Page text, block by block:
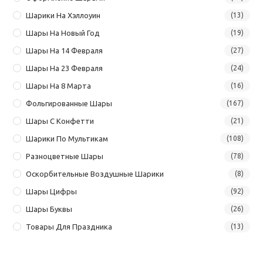
Шарики На Хэллоуин (13)
Шары На Новый Год (19)
Шары На 14 Февраля (27)
Шары На 23 Февраля (24)
Шары На 8 Марта (16)
Фольгированные Шары (167)
Шары С Конфетти (21)
Шарики По Мультикам (108)
Разноцветные Шары (78)
Оскорбительные Воздушные Шарики (8)
Шары Цифры (92)
Шары Буквы (26)
Товары Для Праздника (13)